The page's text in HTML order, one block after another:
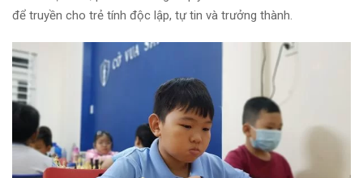
để truyền cho trẻ tính độc lập, tự tin và trưởng thành.